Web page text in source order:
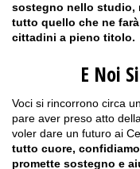
sostegno nello studio,
tutto quello che ne
cittadini a pieno titolo.
E Noi
Voci si rincorrono circa
pare aver preso atto
voler dare un futuro ai
tutto cuore,
promette sostegno e